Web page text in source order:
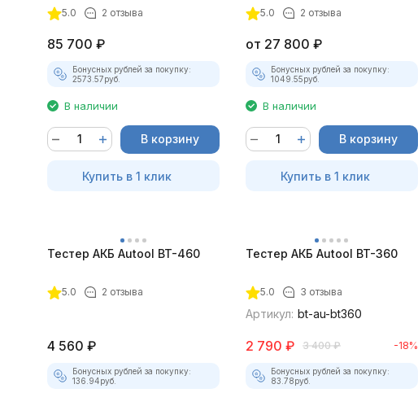
лицензий)
5.0 2 отзыва
85 700 ₽
Бонусных рублей за покупку:
2573.57руб.
В наличии
В корзину
Купить в 1 клик
зажигания
5.0 2 отзыва
от 27 800 ₽
Бонусных рублей за покупку:
1049.55руб.
В наличии
В корзину
Купить в 1 клик
Тестер АКБ Autool BT-460
5.0 2 отзыва
4 560 ₽
Бонусных рублей за покупку:
136.94руб.
Тестер АКБ Autool BT-360
5.0 3 отзыва
Артикул: bt-au-bt360
2 790 ₽ 3 400 ₽ -18%
Бонусных рублей за покупку:
83.78руб.